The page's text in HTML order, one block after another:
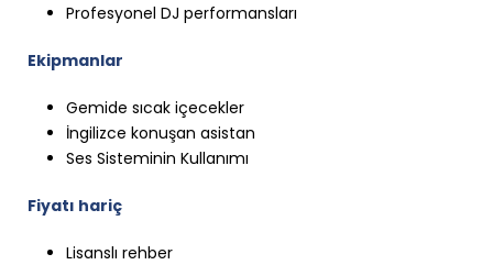
Profesyonel DJ performansları
Ekipmanlar
Gemide sıcak içecekler
İngilizce konuşan asistan
Ses Sisteminin Kullanımı
Fiyatı hariç
Lisanslı rehber